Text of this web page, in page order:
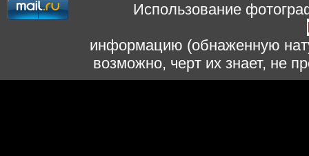
Использование
информацию (обнаженную
возможно, черт их знает, не